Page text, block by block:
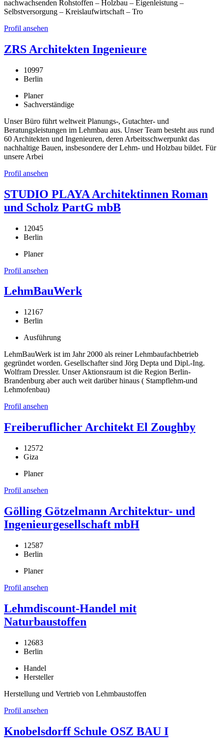
nachwachsenden Rohstoffen – Holzbau – Eigenleistung –
Selbstversorgung – Kreislaufwirtschaft – Tro
Profil ansehen
ZRS Architekten Ingenieure
10997
Berlin
Planer
Sachverständige
Unser Büro führt weltweit Planungs-, Gutachter- und
Beratungsleistungen im Lehmbau aus. Unser Team besteht aus rund
60 Architekten und Ingenieuren, deren Arbeitsschwerpunkt das
nachhaltige Bauen, insbesondere der Lehm- und Holzbau bildet. Für
unsere Arbei
Profil ansehen
STUDIO PLAYA Architektinnen Roman
und Scholz PartG mbB
12045
Berlin
Planer
Profil ansehen
LehmBauWerk
12167
Berlin
Ausführung
LehmBauWerk ist im Jahr 2000 als reiner Lehmbaufachbetrieb
gegründet worden. Gesellschafter sind Jörg Depta und Dipl.-Ing.
Wolfram Dressler. Unser Aktionsraum ist die Region Berlin-
Brandenburg aber auch weit darüber hinaus ( Stampflehm-und
Lehmofenbau)
Profil ansehen
Freiberuflicher Architekt El Zoughby
12572
Giza
Planer
Profil ansehen
Gölling Götzelmann Architektur- und
Ingenieurgesellschaft mbH
12587
Berlin
Planer
Profil ansehen
Lehmdiscount-Handel mit
Naturbaustoffen
12683
Berlin
Handel
Hersteller
Herstellung und Vertrieb von Lehmbaustoffen
Profil ansehen
Knobelsdorff Schule OSZ BAU I